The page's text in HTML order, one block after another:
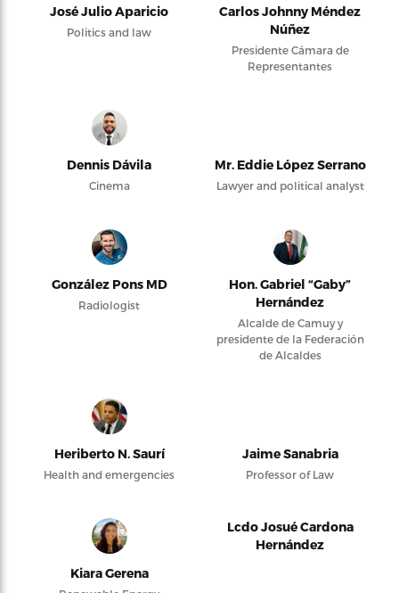
José Julio Aparicio
Politics and law
Carlos Johnny Méndez
Núñez
Presidente Cámara de
Representantes
Dennis Dávila
Cinema
Mr. Eddie López Serrano
Lawyer and political analyst
González Pons MD
Radiologist
Hon. Gabriel “Gaby”
Hernández
Alcalde de Camuy y
presidente de la Federación
de Alcaldes
Heriberto N. Saurí
Health and emergencies
Jaime Sanabria
Professor of Law
Kiara Gerena
Lcdo Josué Cardona
Hernández